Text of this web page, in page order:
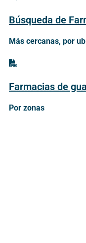
Búsqueda de
Más cercanas, por
Farmacias de
Por zonas